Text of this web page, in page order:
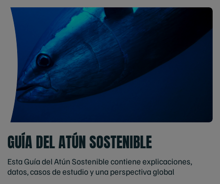
GUÍA DEL ATÚN SOSTENIBLE
Esta Guía del Atún Sostenible contiene explicaciones,
datos, casos de estudio y una perspectiva global